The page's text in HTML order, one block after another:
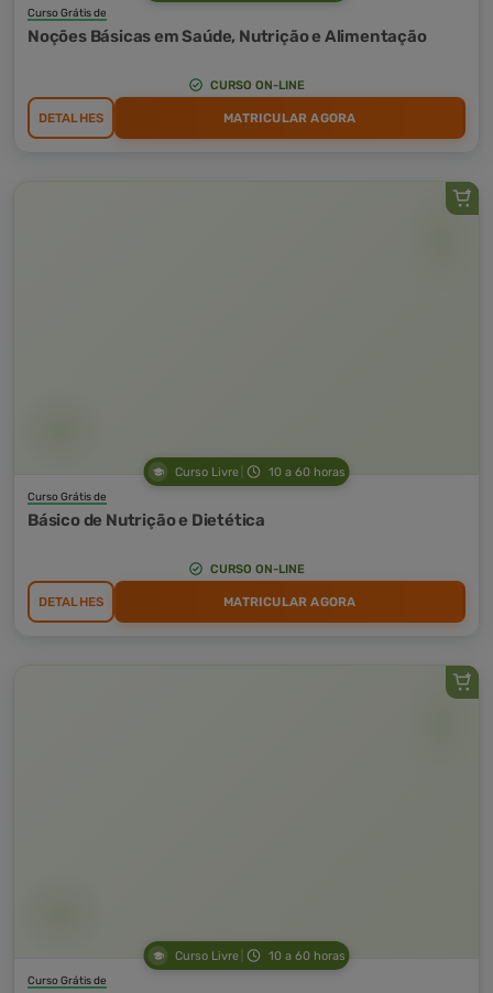
Curso Grátis de
Noções Básicas em Saúde, Nutrição e Alimentação
CURSO ON-LINE
DETALHES MATRICULAR AGORA
Curso Livre 10 a 60 horas
Curso Grátis de
Básico de Nutrição e Dietética
CURSO ON-LINE
DETALHES MATRICULAR AGORA
Curso Livre 10 a 60 horas
Curso Grátis de